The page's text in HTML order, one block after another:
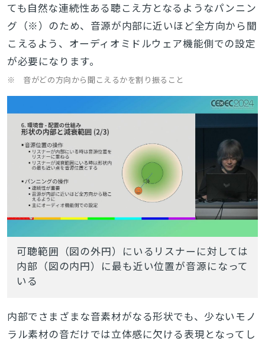
ても自然な連続性ある聴こえ方となるようなパンニン
グ（※）のため、音源が内部に近いほど全方向から聞
こえるよう、オーディオミドルウェア機能側での設定
が必要になります。
※ 音がどの方向から聞こえるかを割り振ること
可聴範囲（図の外円）にいるリスナーに対しては
内部（図の内円）に最も近い位置が音源になって
いる
内部でさまざまな音素材がなる形状でも、少ないモノ
ラル素材の音だけでは立体感に欠ける表現となってし